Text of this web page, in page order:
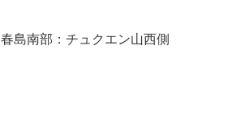
春島南部：チュクエン山西側